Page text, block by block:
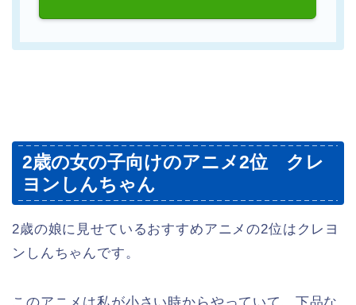
2歳の女の子向けのアニメ2位 クレ
ヨンしんちゃん
2歳の娘に見せているおすすめアニメの2位はクレヨ
ンしんちゃんです。
このアニメは私が小さい時からやっていて、下品な